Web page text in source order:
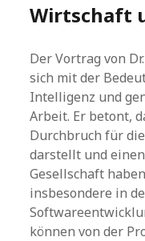
Wirtschaft
Der Vortrag von
sich mit der
Intelligenz und
Arbeit. Er betont,
Durchbruch für
darstellt und
Gesellschaft
insbesondere in
können von der